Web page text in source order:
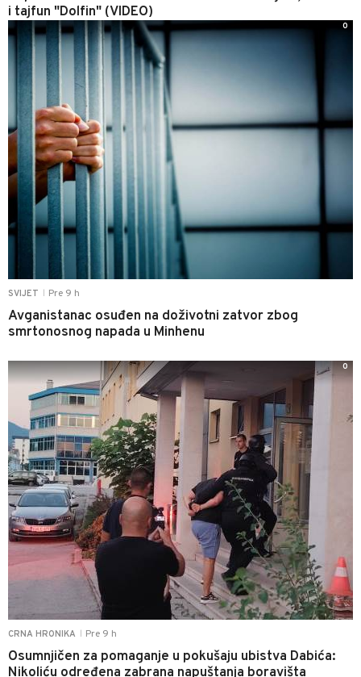
i tajfun "Dolfin" (VIDEO)
SVIJET Pre 9 h
Avganistanac osuđen na doživotni zatvor zbog
smrtonosnog napada u Minhenu
0
CRNA HRONIKA Pre 9 h
Osumnjičen za pomaganje u pokušaju ubistva Dabića:
Nikoliću određena zabrana napuštanja boravišta
0